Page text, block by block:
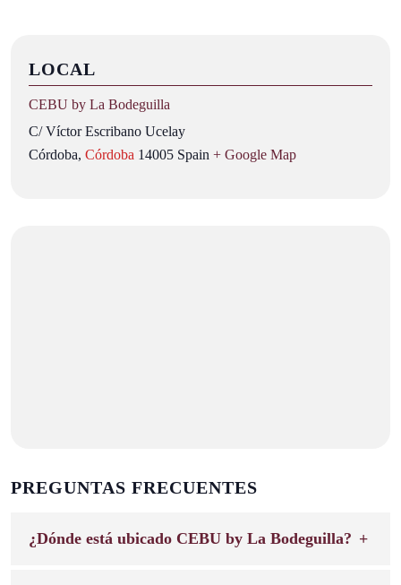
LOCAL
CEBU by La Bodeguilla
C/ Víctor Escribano Ucelay
Córdoba, Córdoba 14005 Spain + Google Map
PREGUNTAS FRECUENTES
¿Dónde está ubicado CEBU by La Bodeguilla?